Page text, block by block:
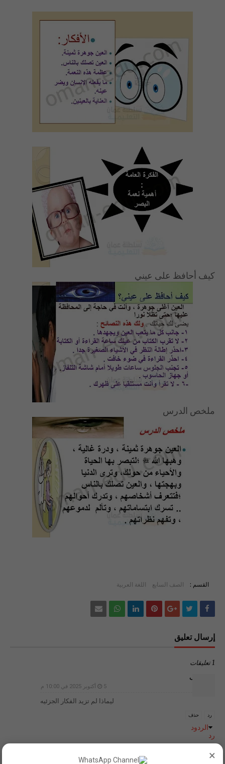
كيف أحافظ على عيني
ملخص الدرس
القسم : الصف السابع اللغة العربية
إرسال تعليق
1 تعليقات
غير معرف
5 أكتوبر 2025 في 10:00 م
ليماذا لم تزيد الفكار الجزئيه
رد حذف
الردود
رد
إضافة تعليق
×